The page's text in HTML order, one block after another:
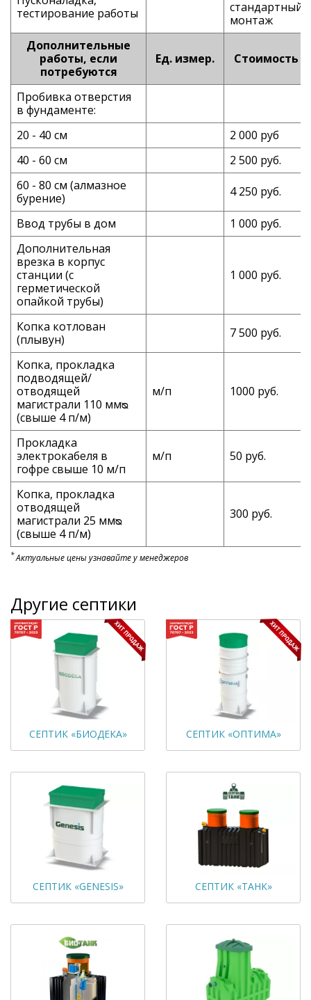
тестирование работы
стандартный
монтаж
Дополнительные
работы, если
потребуются
Ед. измер. Стоимость
Пробивка отверстия
в фундаменте:
20 - 40 см
2 000 руб
40 - 60 см
2 500 руб.
60 - 80 см (алмазное
бурение)
4 250 руб.
Ввод трубы в дом
1 000 руб.
Дополнительная
врезка в корпус
станции (с
герметической
опайкой трубы)
1 000 руб.
Копка котлован
(плывун)
7 500 руб.
Копка, прокладка
подводящей/
отводящей
магистрали 110 ммᴓ
(свыше 4 п/м)
м/п 1000 руб.
Прокладка
электрокабеля в
гофре свыше 10 м/п
м/п 50 руб.
Копка, прокладка
отводящей
магистрали 25 ммᴓ
(свыше 4 п/м)
300 руб.
*Актуальные цены узнавайте у менеджеров
Другие септики
СЕПТИК «БИОДЕКА» СЕПТИК «ОПТИМА»
СЕПТИК «GENESIS» СЕПТИК «ТАНК»